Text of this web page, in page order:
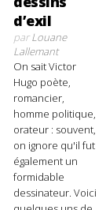
d’exil
parLouane
Lallemant
On sait Victor
Hugo poète,
romancier,
homme politique,
orateur : souvent,
on ignore qu'il fut
également un
formidable
dessinateur. Voici